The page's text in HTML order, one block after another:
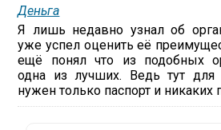
Деньга
Я лишь недавно узнал об
уже успел оценить её
ещё понял что из подобных
одна из лучших. Ведь тут для
нужен только паспорт и никаких